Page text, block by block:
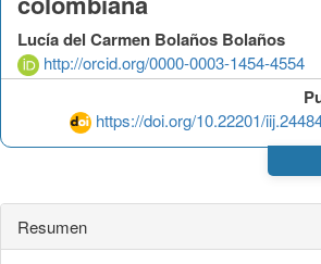
https://doi.org/10.22201/
Lucía del Carmen Bolaños Bolaños
http://orcid.org/0000-0003-1454-4554
Resumen